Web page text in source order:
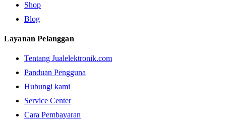
Shop
Blog
Layanan Pelanggan
Tentang Jualelektronik.com
Panduan Pengguna
Hubungi kami
Service Center
Cara Pembayaran